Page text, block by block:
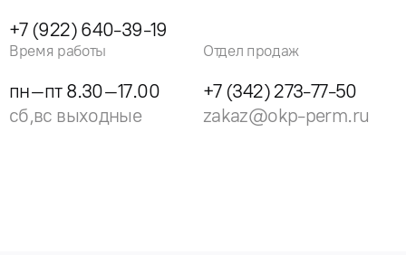
+7 (922) 640-39-19
Время работы
пн–пт 8.30–17.00
сб,вс выходные
Отдел продаж
+7 (342) 273-77-50
zakaz@okp-perm.ru